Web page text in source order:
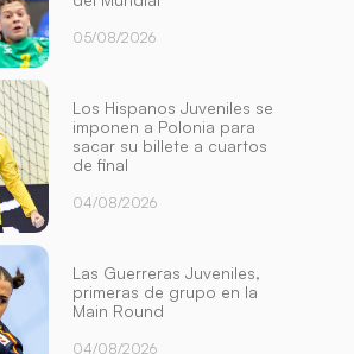
05/08/2026
Los Hispanos Juveniles se
imponen a Polonia para
sacar su billete a cuartos
de final
04/08/2026
Las Guerreras Juveniles,
primeras de grupo en la
Main Round
04/08/2026